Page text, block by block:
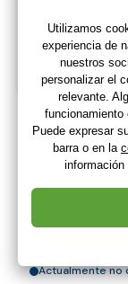
Intex 29044
químicos para
6,58 €
(-5 %)
Actualmente no